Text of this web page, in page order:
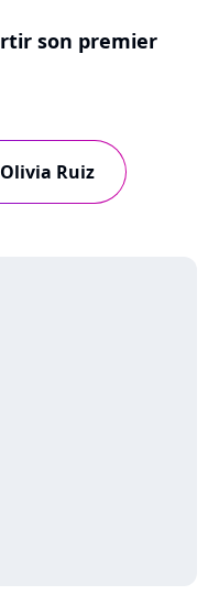
son premier
Ruiz